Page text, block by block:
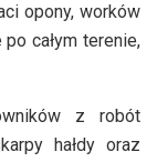
opony, worków
całym terenie,
z robót
hałdy oraz